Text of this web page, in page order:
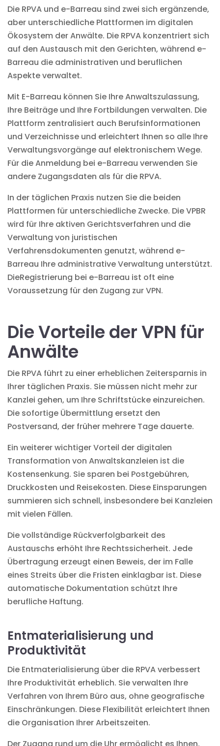
Die RPVA und e-Barreau sind zwei sich ergänzende,
aber unterschiedliche Plattformen im digitalen
Ökosystem der Anwälte. Die RPVA konzentriert sich
auf den Austausch mit den Gerichten, während e-
Barreau die administrativen und beruflichen
Aspekte verwaltet.
Mit E-Barreau können Sie Ihre Anwaltszulassung,
Ihre Beiträge und Ihre Fortbildungen verwalten. Die
Plattform zentralisiert auch Berufsinformationen
und Verzeichnisse und erleichtert Ihnen so alle Ihre
Verwaltungsvorgänge auf elektronischem Wege.
Für dieAnmeldung bei e-Barreau verwenden Sie
andere Zugangsdaten als für die RPVA.
In der täglichen Praxis nutzen Sie die beiden
Plattformen für unterschiedliche Zwecke. Die VPBR
wird für Ihre aktiven Gerichtsverfahren und die
Verwaltung von juristischen
Verfahrensdokumenten genutzt, während e-
Barreau Ihre administrative Verwaltung unterstützt.
DieRegistrierung bei e-Barreau ist oft eine
Voraussetzung für den Zugang zur VPN.
Die Vorteile der VPN für
Anwälte
Die RPVA führt zu einer erheblichen Zeitersparnis in
Ihrer täglichen Praxis. Sie müssen nicht mehr zur
Kanzlei gehen, um Ihre Schriftstücke einzureichen.
Die sofortige Übermittlung ersetzt den
Postversand, der früher mehrere Tage dauerte.
Ein weiterer wichtiger Vorteil der digitalen
Transformation von Anwaltskanzleien ist die
Kostensenkung. Sie sparen bei Postgebühren,
Druckkosten und Reisekosten. Diese Einsparungen
summieren sich schnell, insbesondere bei Kanzleien
mit vielen Fällen.
Die vollständige Rückverfolgbarkeit des
Austauschs erhöht Ihre Rechtssicherheit. Jede
Übertragung erzeugt einen Beweis, der im Falle
eines Streits über die Fristen einklagbar ist. Diese
automatische Dokumentation schützt Ihre
berufliche Haftung.
Entmaterialisierung und
Produktivität
Die Entmaterialisierung über die RPVA verbessert
Ihre Produktivität erheblich. Sie verwalten Ihre
Verfahren von Ihrem Büro aus, ohne geografische
Einschränkungen. Diese Flexibilität erleichtert Ihnen
die Organisation Ihrer Arbeitszeiten.